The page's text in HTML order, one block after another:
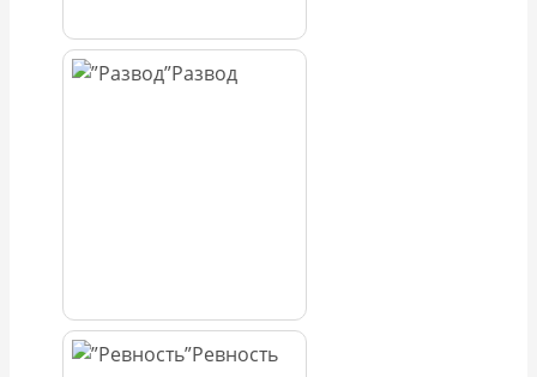
Развод
Ревность